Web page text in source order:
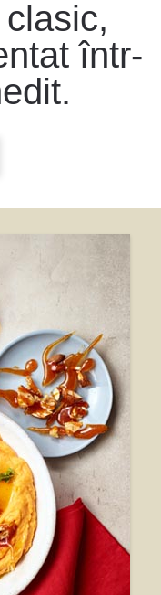
într-